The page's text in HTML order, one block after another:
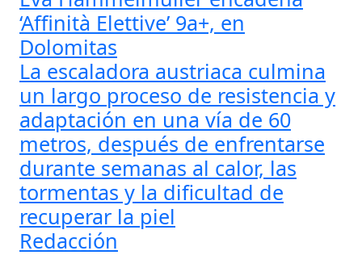
‘Affinità Elettive’ 9a+, en
Dolomitas
La escaladora austriaca culmina
un largo proceso de resistencia y
adaptación en una vía de 60
metros, después de enfrentarse
durante semanas al calor, las
tormentas y la dificultad de
recuperar la piel
Redacción